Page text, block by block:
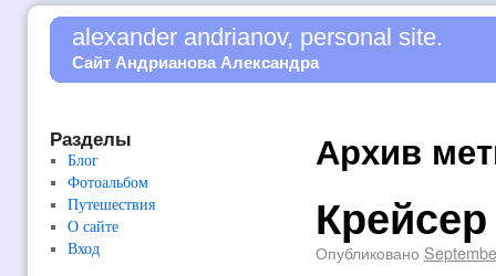
alexander andrianov, personal site.
Сайт Андрианова Александра
Разделы
Блог
Фотоальбом
Путешествия
О сайте
Вход
Архив
Опубликовано